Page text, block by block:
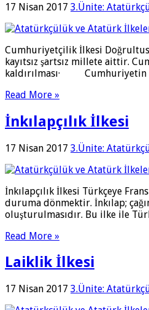
17 Nisan 2017 3.Ünite:
Cumhuriyetçilik İlkesi
kayıtsız şartsız millete aittir.
kaldırılması·
Read More »
İnkılapçılık İlkesi
17 Nisan 2017 3.Ünite:
İnkılapçılık İlkesi Türkçeye
duruma dönmektir. İnkılap;
oluşturulmasıdır. Bu ilke ile
Read More »
Laiklik İlkesi
17 Nisan 2017 3.Ünite: